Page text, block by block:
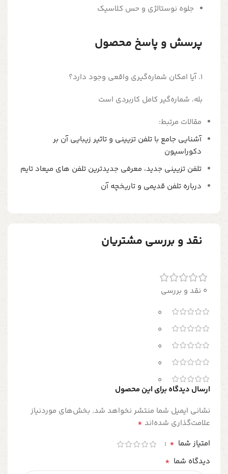
جلوه نوستالژی و حس کلاسیک
پرسش و پاسخ محصول
1. آیا امکان شماره‌گیری واقعی وجود دارد؟
بله، شماره‌گیر کامل کاربردی است
مقالات مرتبط:
آشنایی جامع با تلفن تزیینی و تاثیر زیبایی آن بر
دکوراسیون
تلفن تزیینی جدید، معرفی جدیدترین تلفن های میعاد تایم
درباره تلفن قدیمی و تاریخچه آن
نقد و بررسی مشتریان
0 نقد و بررسی
0
0
0
0
0
ارسال دیدگاه برای این محصول
نشانی ایمیل شما منتشر نخواهد شد. بخش‌های موردنیاز
علامت‌گذاری شده‌اند *
امتیاز شما *
دیدگاه شما *